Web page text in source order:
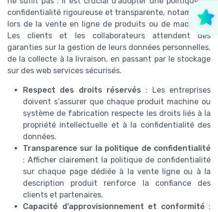
confidentialité rigoureuse et transparente, notamment
lors de la vente en ligne de produits ou de machines.
Les clients et les collaborateurs attendent des
garanties sur la gestion de leurs données personnelles,
de la collecte à la livraison, en passant par le stockage
sur des web services sécurisés.
Respect des droits réservés : Les entreprises
doivent s’assurer que chaque produit machine ou
système de fabrication respecte les droits liés à la
propriété intellectuelle et à la confidentialité des
données.
Transparence sur la politique de confidentialité
: Afficher clairement la politique de confidentialité
sur chaque page dédiée à la vente ligne ou à la
description produit renforce la confiance des
clients et partenaires.
Capacité d’approvisionnement et conformité :